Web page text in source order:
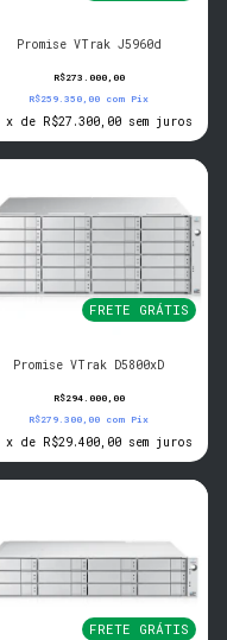
Promise VTrak J5960d
R$273.000,00
R$259.350,00 com Pix
x de R$27.300,00 sem juros
FRETE GRÁTIS
Promise VTrak D5800xD
R$294.000,00
R$279.300,00 com Pix
x de R$29.400,00 sem juros
FRETE GRÁTIS